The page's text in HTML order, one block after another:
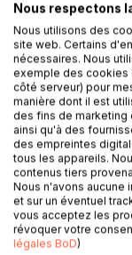
This book is an
language and
superpowers of
evaluate their
man's life, it has
balance his
and
try and
from the
Boys' storming of
indeed. This is in
great nations. As
English, it is a
Nous respectons
Nous utilisons des
site web. Certains
nécessaires. Nous
exemple des cookies
côté serveur) pour
manière dont il est
des fins de marketing
ainsi qu'à des
des empreintes
tous les appareils.
contenus tiers
Nous n'avons aucune
et sur un éventuel
vous acceptez les
révoquer votre
légales BoD)